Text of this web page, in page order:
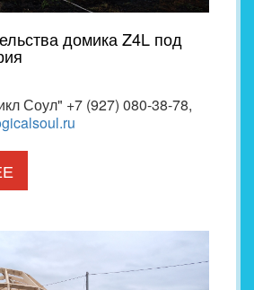
домика Z4L под
Соул" +7 (927) 080-38-78,